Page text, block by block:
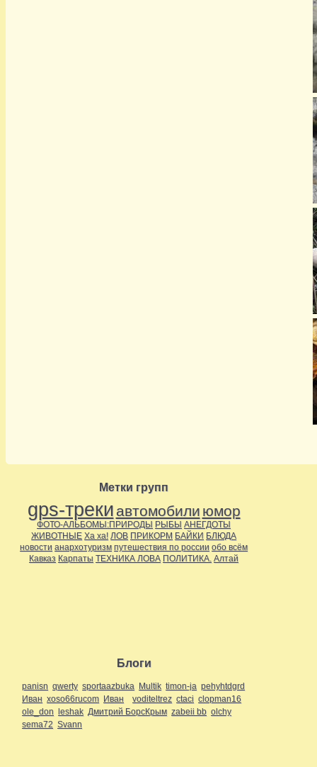
Метки групп
gps-треки автомобили юмор
ФОТО-АЛЬБОМЫ:ПРИРОДЫ РЫБЫ АНЕГДОТЫ
ЖИВОТНЫЕ Ха ха! ЛОВ ПРИКОРМ БАЙКИ БЛЮДА
новости анархотуризм путешествия по россии обо всём
Кавказ Карпаты ТЕХНИКА ЛОВА ПОЛИТИКА. Алтай
Блоги
panisn qwerty sportaazbuka Multik timon-ja pehyhtdgrd
Иван xoso66rucom Иван voditeltrez ctaci clopman16
ole_don leshak Дмитрий БорсКрым zabeii bb olchy
sema72 Svann